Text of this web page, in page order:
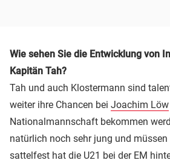
Wie sehen Sie die Entwicklung von
Kapitän Tah?
Tah und auch Klostermann sind
weiter ihre Chancen bei Joachim Löw
Nationalmannschaft bekommen
natürlich noch sehr jung und
sattelfest hat die U21 bei der EM